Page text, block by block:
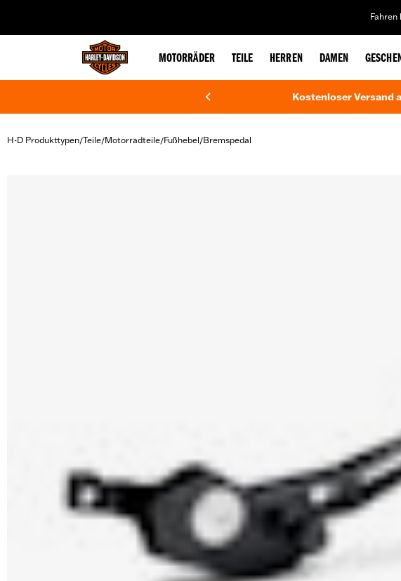
Fahren
MOTORRÄDER TEILE HERREN DAMEN
Kostenloser Versand
H-D Produkttypen/Teile/Motorradteile/Fußhebel/Bremspedal